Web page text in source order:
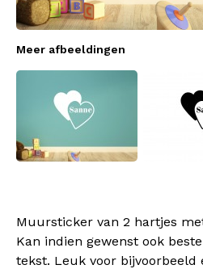
Meer afbeeldingen
Muursticker van 2 hartjes
Kan indien gewenst ook
tekst. Leuk voor bijvoorbeeld